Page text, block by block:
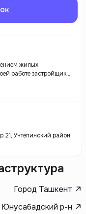
жилых
работе застройщик
которые он
21, Учтепинский район,
Город Ташкент
Юнусабадский р-н